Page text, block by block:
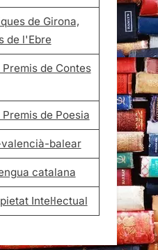
de Girona,
de l'Ebre
de Contes
de Poesia
balear
catalana
Intel·lectual